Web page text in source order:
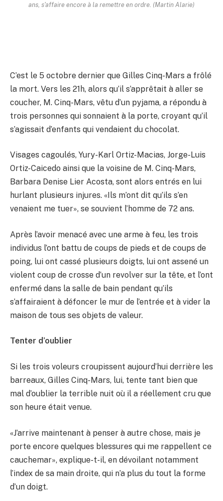
ans, s'affaire encore à la remettre en ordre. (Martin Alarie)
C’est le 5 octobre dernier que Gilles Cinq-Mars a frôlé
la mort. Vers les 21h, alors qu’il s’apprêtait à aller se
coucher, M. Cinq-Mars, vêtu d’un pyjama, a répondu à
trois personnes qui sonnaient à la porte, croyant qu’il
s’agissait d’enfants qui vendaient du chocolat.
Visages cagoulés, Yury-Karl Ortiz-Macias, Jorge-Luis
Ortiz-Caicedo ainsi que la voisine de M. Cinq-Mars,
Barbara Denise Lier Acosta, sont alors entrés en lui
hurlant plusieurs injures. «Ils m’ont dit qu’ils s’en
venaient me tuer», se souvient l’homme de 72 ans.
Après l’avoir menacé avec une arme à feu, les trois
individus l’ont battu de coups de pieds et de coups de
poing, lui ont cassé plusieurs doigts, lui ont assené un
violent coup de crosse d’un revolver sur la tête, et l’ont
enfermé dans la salle de bain pendant qu’ils
s’affairaient à défoncer le mur de l’entrée et à vider la
maison de tous ses objets de valeur.
Tenter d’oublier
Si les trois voleurs croupissent aujourd’hui derrière les
barreaux, Gilles Cinq-Mars, lui, tente tant bien que
mal d’oublier la terrible nuit où il a réellement cru que
son heure était venue.
«J’arrive maintenant à penser à autre chose, mais je
porte encore quelques blessures qui me rappellent ce
cauchemar», explique-t-il, en dévoilant notamment
l’index de sa main droite, qui n’a plus du tout la forme
d’un doigt.